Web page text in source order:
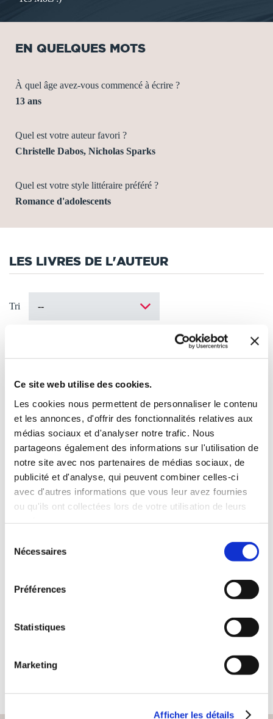
Ce site web utilise des cookies.
Les cookies nous permettent de personnaliser le contenu
et les annonces, d'offrir des fonctionnalités relatives aux
médias sociaux et d'analyser notre trafic. Nous
partageons également des informations sur l'utilisation de
notre site avec nos partenaires de médias sociaux, de
publicité et d'analyse, qui peuvent combiner celles-ci
avec d'autres informations que vous leur avez fournies
ou qu'ils ont collectées lors de votre utilisation de leurs
Nécessaires
Préférences
Statistiques
Marketing
Afficher les détails
EN QUELQUES MOTS
À quel âge avez-vous commencé à écrire ?
13 ans
Quel est votre auteur favori ?
Christelle Dabos, Nicholas Sparks
Quel est votre style littéraire préféré ?
Romance d'adolescents
LES LIVRES DE L'AUTEUR
Tri
LES PÉTALES DU
Romans d'amour